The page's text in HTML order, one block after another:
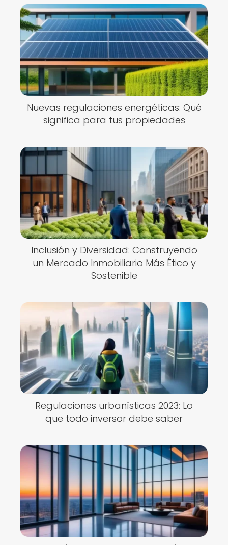
Nuevas regulaciones energéticas: Qué
significa para tus propiedades
Inclusión y Diversidad: Construyendo
un Mercado Inmobiliario Más Ético y
Sostenible
Regulaciones urbanísticas 2023: Lo
que todo inversor debe saber